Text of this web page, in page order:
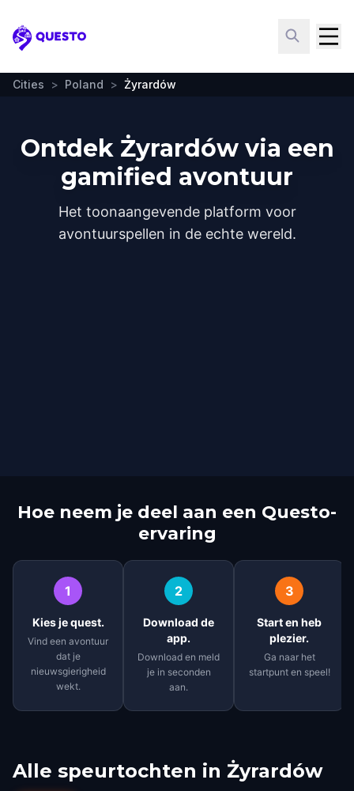
Questo
Cities > Poland > Żyrardów
Ontdek Żyrardów via een
gamified avontuur
Het toonaangevende platform voor
avontuurspellen in de echte wereld.
Hoe neem je deel aan een Questo-
ervaring
1
Kies je quest.
Vind een avontuur
dat je
nieuwsgierigheid
wekt.
2
Download de
app.
Download en meld
je in seconden
aan.
3
Start en heb
plezier.
Ga naar het
startpunt en speel!
Alle speurtochten in Żyrardów